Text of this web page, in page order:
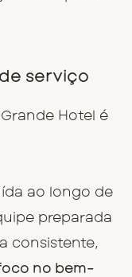
serviço
Hotel é
ao longo de
preparada
consistente,
no bem-